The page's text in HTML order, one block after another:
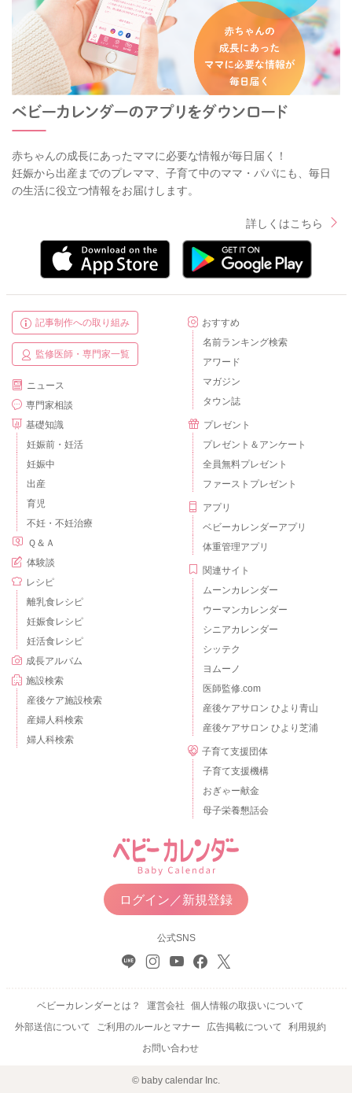
赤ちゃんの成長にあったママに必要な情報が毎日届く！
妊娠から出産までのプレママ、子育て中のママ・パパにも、毎日
の生活に役立つ情報をお届けします。
詳しくはこちら
記事制作への取り組み
監修医師・専門家一覧
ニュース
専門家相談
基礎知識
妊娠前・妊活
妊娠中
出産
育児
不妊・不妊治療
Ｑ＆Ａ
体験談
レシピ
離乳食レシピ
妊娠食レシピ
妊活食レシピ
成長アルバム
施設検索
産後ケア施設検索
産婦人科検索
婦人科検索
おすすめ
名前ランキング検索
アワード
マガジン
タウン誌
プレゼント
プレゼント＆アンケート
全員無料プレゼント
ファーストプレゼント
アプリ
ベビーカレンダーアプリ
体重管理アプリ
関連サイト
ムーンカレンダー
ウーマンカレンダー
シニアカレンダー
シッテク
ヨムーノ
医師監修.com
産後ケアサロン ひより青山
産後ケアサロン ひより芝浦
子育て支援団体
子育て支援機構
おぎゃー献金
母子栄養懇話会
ログイン／新規登録
公式SNS
ベビーカレンダーとは？ 運営会社
個人情報の取扱いについて
外部送信について
ご利用のルールとマナー 広告掲載について
利用規約
お問い合わせ
© baby calendar Inc.